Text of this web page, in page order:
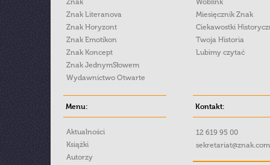
Znak
Znak Literanova
Znak Horyzont
Znak Emotikon
Znak Koncept
Znak JednymSłowem
Wydawnictwo Otwarte
Woblink
Miesięcznik Znak
Ciekawostki
Twoja Historia
Lubimy czytać
Menu:
Aktualności
Książki
Autorzy
Kontakt:
12 619 95 00